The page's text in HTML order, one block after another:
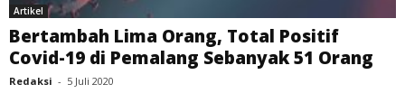
Artikel
Bertambah Lima Orang, Total Positif
Covid-19 di Pemalang Sebanyak 51 Orang
Redaksi - 5 Juli 2020